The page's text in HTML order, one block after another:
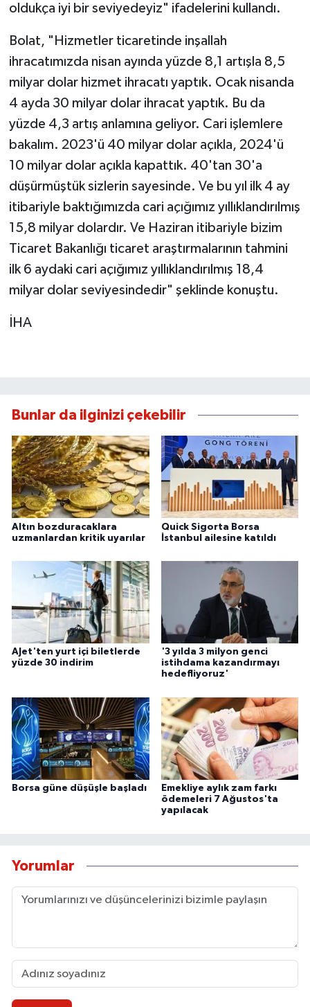
oldukça iyi bir seviyedeyiz" ifadelerini kullandı.
Bolat, "Hizmetler ticaretinde inşallah
ihracatımızda nisan ayında yüzde 8,1 artışla 8,5
milyar dolar hizmet ihracatı yaptık. Ocak nisanda
4 ayda 30 milyar dolar ihracat yaptık. Bu da
yüzde 4,3 artış anlamına geliyor. Cari işlemlere
bakalım. 2023'ü 40 milyar dolar açıkla, 2024'ü
10 milyar dolar açıkla kapattık. 40'tan 30'a
düşürmüştük sizlerin sayesinde. Ve bu yıl ilk 4 ay
itibariyle baktığımızda cari açığımız yıllıklandırılmış
15,8 milyar dolardır. Ve Haziran itibariyle bizim
Ticaret Bakanlığı ticaret araştırmalarının tahmini
ilk 6 aydaki cari açığımız yıllıklandırılmış 18,4
milyar dolar seviyesindedir" şeklinde konuştu.
İHA
Bunlar da ilginizi çekebilir
Altın bozduracaklara
uzmanlardan kritik uyarılar
Quick Sigorta Borsa
İstanbul ailesine katıldı
AJet'ten yurt içi biletlerde
yüzde 30 indirim
'3 yılda 3 milyon genci
istihdama kazandırmayı
hedefliyoruz'
Borsa güne düşüşle başladı
Emekliye aylık zam farkı
ödemeleri 7 Ağustos'ta
yapılacak
Yorumlar